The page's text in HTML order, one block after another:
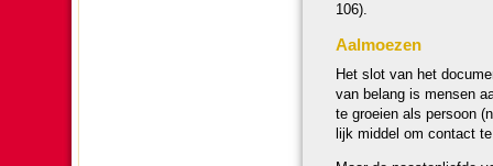
106).
Aalmoezen
Het slot van het
van belang is mensen
te groeien als persoon
lijk middel om contact